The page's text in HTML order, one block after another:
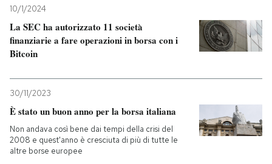
10/1/2024
La SEC ha autorizzato 11 società
finanziarie a fare operazioni in borsa con i
Bitcoin
30/11/2023
È stato un buon anno per la borsa italiana
Non andava così bene dai tempi della crisi del
2008 e quest'anno è cresciuta di più di tutte le
altre borse europee